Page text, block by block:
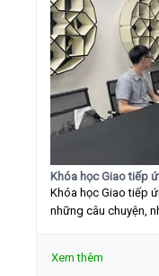
Khóa học Giao tiếp
Khóa học Giao tiếp
những câu chuyện,
Xem thêm